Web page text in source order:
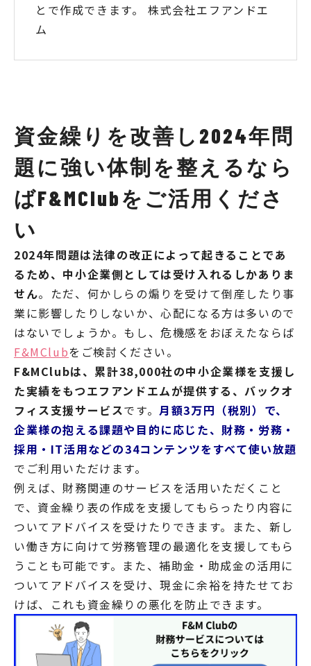
とで作成できます。 株式会社エフアンドエ
ム
資金繰りを改善し2024年問
題に強い体制を整えるなら
ばF&MClubをご活用くださ
い
2024年問題は法律の改正によって起きることであ
るため、中小企業側としては受け入れるしかありま
せん。ただ、何かしらの煽りを受けて倒産したり事
業に影響したりしないか、心配になる方は多いので
はないでしょうか。もし、危機感をおぼえたならば
F&MClubをご検討ください。
F&MClubは、累計38,000社の中小企業様を支援し
た実績をもつエフアンドエムが提供する、バックオ
フィス支援サービスです。月額3万円（税別）で、
企業様の抱える課題や目的に応じた、財務・労務・
採用・IT活用などの34コンテンツをすべて使い放題
でご利用いただけます。
例えば、財務関連のサービスを活用いただくこと
で、資金繰り表の作成を支援してもらったり内容に
ついてアドバイスを受けたりできます。また、新し
い働き方に向けて労務管理の最適化を支援してもら
うことも可能です。また、補助金・助成金の活用に
ついてアドバイスを受け、現金に余裕を持たせてお
けば、これも資金繰りの悪化を防止できます。